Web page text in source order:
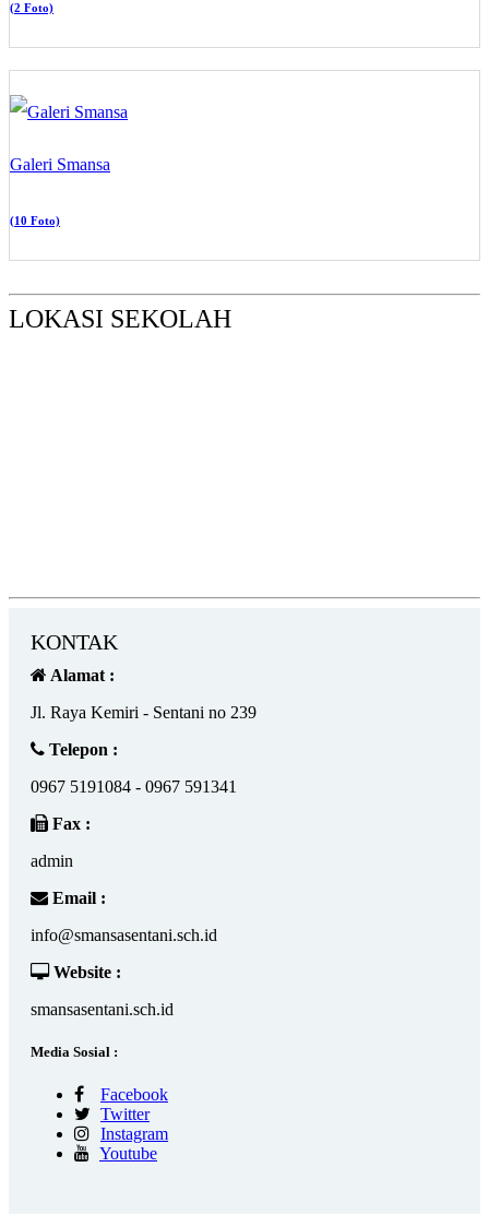
(2 Foto)
Galeri Smansa
(10 Foto)
LOKASI SEKOLAH
KONTAK
Alamat :
Jl. Raya Kemiri - Sentani no 239
Telepon :
0967 5191084 - 0967 591341
Fax :
admin
Email :
info@smansasentani.sch.id
Website :
smansasentani.sch.id
Media Sosial :
Facebook
Twitter
Instagram
Youtube